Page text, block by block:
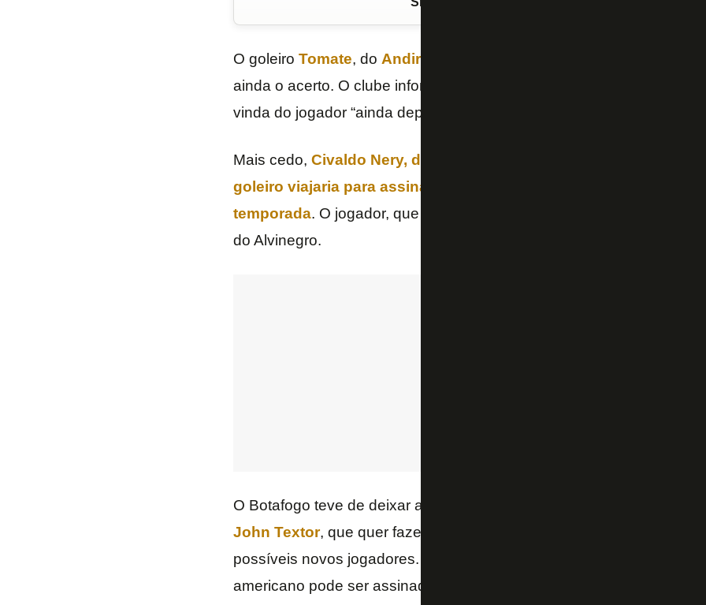
O goleiro Tomate, do Andirá
ainda o acerto. O clube informou que há sim conversas em
vinda do jogador “ainda depende de aprovações internas”.
Mais cedo, Civaldo Nery, diretor de futebol do Andirá, revelou ao
goleiro viajaria para assinar contrato de empréstimo com o
temporada. O jogador, que se destacou na
do Alvinegro.
O Botafogo teve de deixar algumas contratações em compasso de
John Textor, que quer fazer uma análise criteriosa junto à equipe de
possíveis novos jogadores. O contrato definitivo da venda da SAF
americano pode ser assinado nos próximos dias.